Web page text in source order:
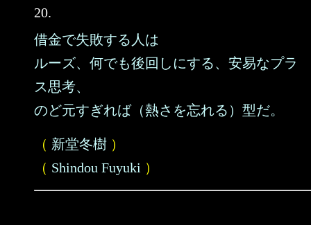
20.
借金で失敗する人は
ルーズ、何でも後回しにする、安易なプラ
ス思考、
のど元すぎれば（熱さを忘れる）型だ。
（ 新堂冬樹 ）
（ Shindou Fuyuki ）